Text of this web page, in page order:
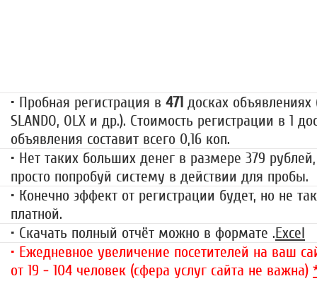
• Пробная регистрация в 471 досках объявлениях
SLANDO, OLX и др.). Стоимость регистрации в 1
объявления составит всего 0,16 коп.
• Нет таких больших денег в размере 379
просто попробуй систему в действии для пробы.
• Конечно эффект от регистрации будет, но не
платной.
• Скачать полный отчёт можно в формате .Excel
• Ежедневное увеличение посетителей на ваш
от 19 - 104 человек (сфера услуг сайта не важна)